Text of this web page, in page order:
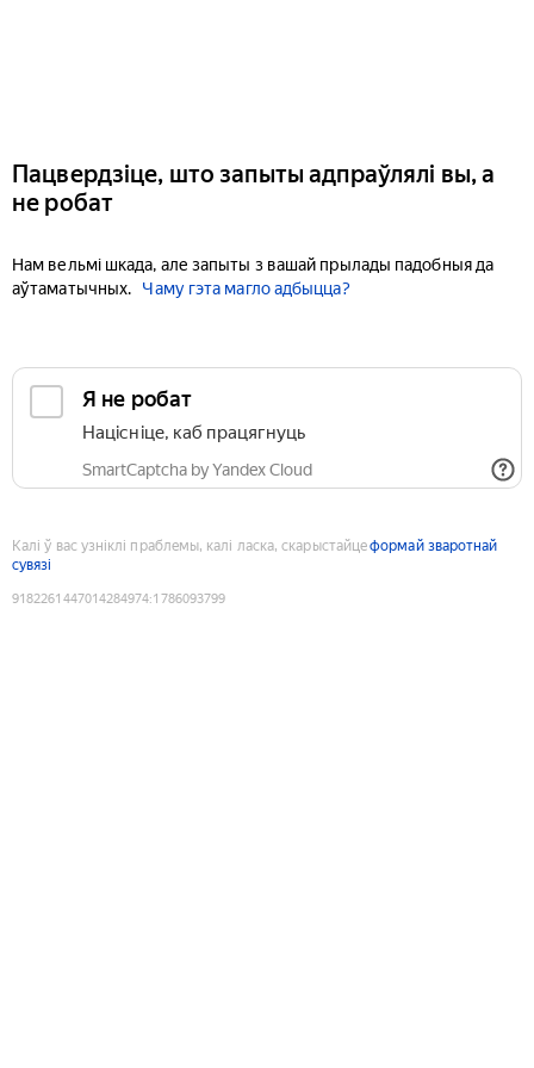
Пацвердзіце, што запыты адпраўлялі вы, а
не робат
Нам вельмі шкада, але запыты з вашай прылады падобныя да
аўтаматычных.
Чаму гэта магло адбыцца?
Я не робат
Націсніце, каб працягнуць
SmartCaptcha by Yandex Cloud
Калі ў вас узніклі праблемы, калі ласка, скарыстайцеформай зваротнай
сувязі
9182261447014284974:1786093799